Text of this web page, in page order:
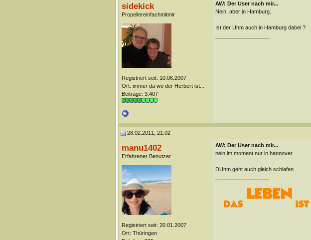
sidekick
Propellereinfachmitmir
Registriert seit: 10.06.2007
Ort: immer da wo der Herbert ist...
Beiträge: 3.407
AW: Der User nach mir...
Nein, aber in Hamburg.
Ist der Unm auch in Hamburg dabei ?
28.02.2011, 21:02
manu1402
Erfahrener Benutzer
Registriert seit: 20.01.2007
Ort: Thüringen
AW: Der User nach mir...
nein im moment nur in hannover
DUnm geht auch gleich schlafen